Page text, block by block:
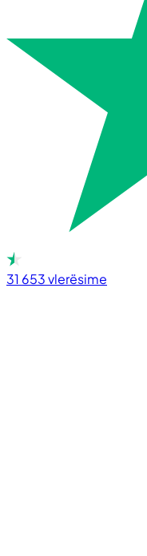
31 653vlerësime